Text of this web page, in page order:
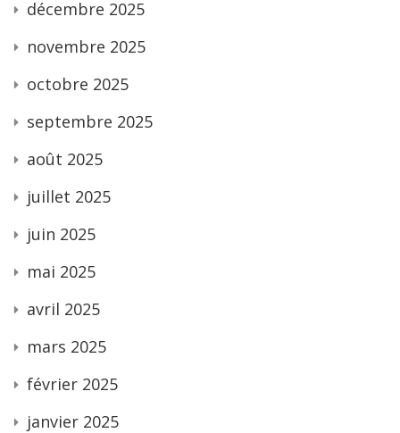
décembre 2025
novembre 2025
octobre 2025
septembre 2025
août 2025
juillet 2025
juin 2025
mai 2025
avril 2025
mars 2025
février 2025
janvier 2025